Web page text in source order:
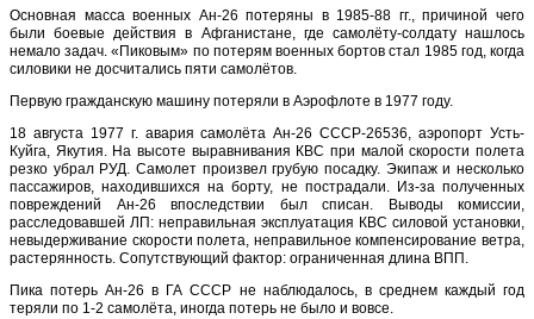
Основная масса военных Ан-26 потеряны в 1985-88 гг., причиной чего
были боевые действия в Афганистане, где самолёту-солдату нашлось
немало задач. «Пиковым» по потерям военных бортов стал 1985 год, когда
силовики не досчитались пяти самолётов.
Первую гражданскую машину потеряли в Аэрофлоте в 1977 году.
18 августа 1977 г. авария самолёта Ан-26 СССР-26536, аэропорт Усть-
Куйга, Якутия. На высоте выравнивания КВС при малой скорости полета
резко убрал РУД. Самолет произвел грубую посадку. Экипаж и несколько
пассажиров, находившихся на борту, не пострадали. Из-за полученных
повреждений Ан-26 впоследствии был списан. Выводы комиссии,
расследовавшей ЛП: неправильная эксплуатация КВС силовой установки,
невыдерживание скорости полета, неправильное компенсирование ветра,
растерянность. Сопутствующий фактор: ограниченная длина ВПП.
Пика потерь Ан-26 в ГА СССР не наблюдалось, в среднем каждый год
теряли по 1-2 самолёта, иногда потерь не было и вовсе.